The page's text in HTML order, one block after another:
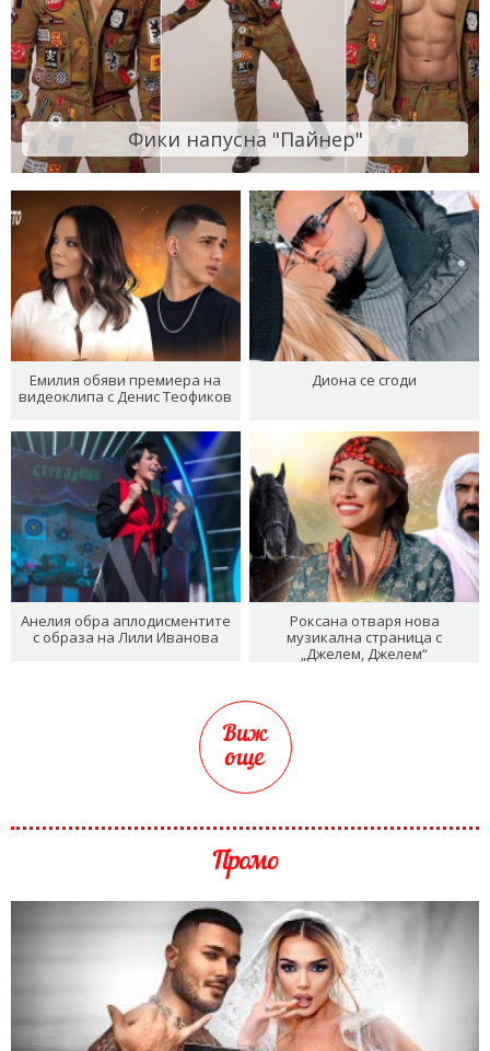
Фики напусна "Пайнер"
Емилия обяви премиера на
видеоклипа с Денис Теофиков
Диона се сгоди
Анелия обра аплодисментите
с образа на Лили Иванова
Роксана отваря нова
музикална страница с
„Джелем, Джелем“
Виж
още
Промо